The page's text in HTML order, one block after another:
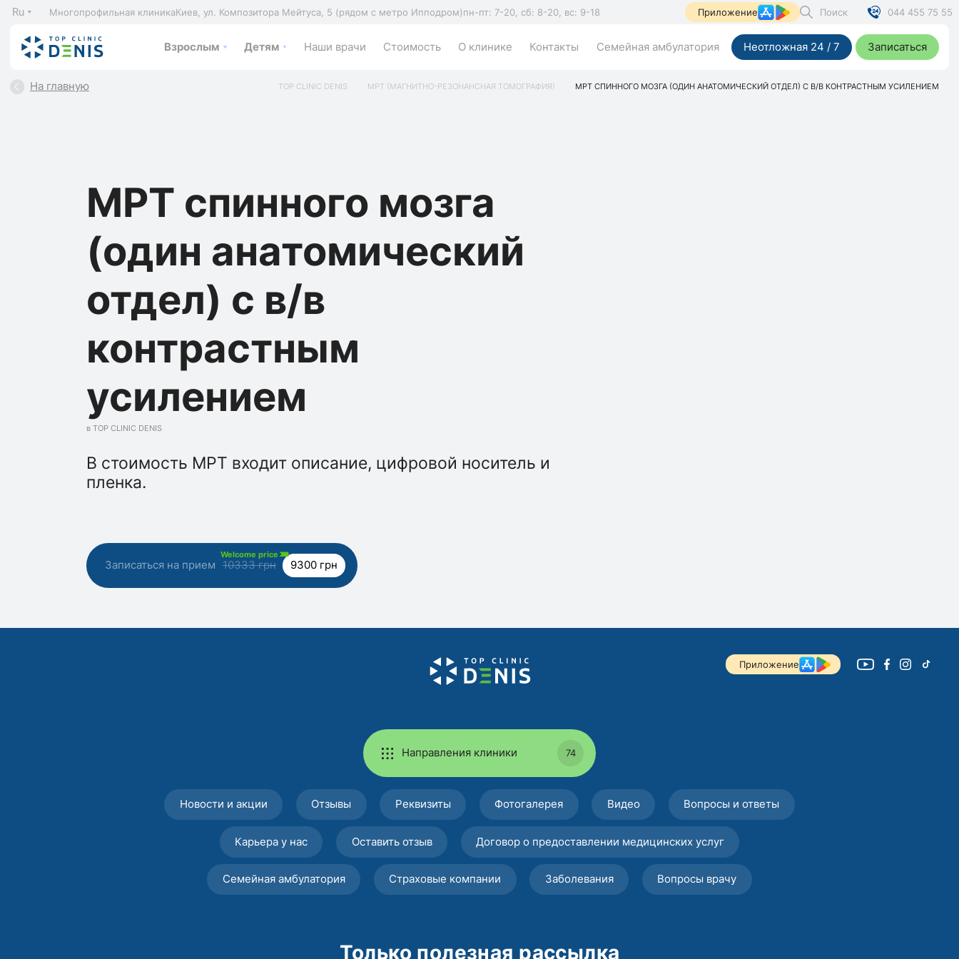
Ru Многопрофильная клиникаКиев, ул. Композитора Мейтуса, 5 (рядом с метро Ипподром)пн-пт: 7-20, сб: 8-20, вс: 9-18 Приложение Поиск 044 455 75 55
Взрослым Детям Наши врачи Стоимость О клинике Контакты Семейная амбулатория Неотложная 24 / 7 Записаться
На главную TOP CLINIC DENIS МРТ (МАГНИТНО-РЕЗОНАНСНАЯ ТОМОГРАФИЯ) МРТ СПИННОГО МОЗГА (ОДИН АНАТОМИЧЕСКИЙ ОТДЕЛ) С В/В КОНТРАСТНЫМ УСИЛЕНИЕМ
МРТ спинного мозга
(один анатомический
отдел) с в/в
контрастным
усилением
в TOP CLINIC DENIS
В стоимость МРТ входит описание, цифровой носитель и
пленка.
Записаться на прием
Welcome price
10333 грн 9300 грн
Приложение
Направления клиники 74
Новости и акции Отзывы Реквизиты Фотогалерея Видео Вопросы и ответы
Карьера у нас Оставить отзыв Договор о предоставлении медицинских услуг
Семейная амбулатория Страховые компании Заболевания Вопросы врачу
Только полезная рассылка